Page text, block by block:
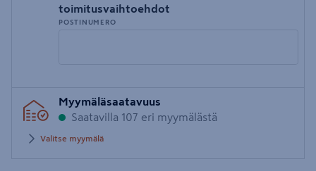
toimitusvaihtoehdot
POSTINUMERO
postinumero
Myymäläsaatavuus
Saatavilla 107 eri myymälästä
Valitse myymälä